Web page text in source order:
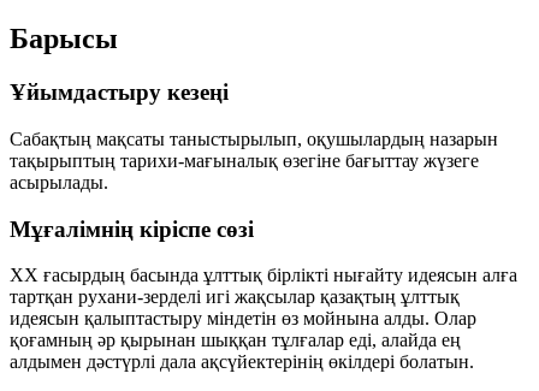
Барысы
Ұйымдастыру кезеңі
Сабақтың мақсаты таныстырылып, оқушылардың назарын
тақырыптың тарихи-мағыналық өзегіне бағыттау жүзеге
асырылады.
Мұғалімнің кіріспе сөзі
XX ғасырдың басында ұлттық бірлікті нығайту идеясын алға
тартқан рухани-зерделі игі жақсылар қазақтың ұлттық
идеясын қалыптастыру міндетін өз мойнына алды. Олар
қоғамның әр қырынан шыққан тұлғалар еді, алайда ең
алдымен дәстүрлі дала ақсүйектерінің өкілдері болатын.